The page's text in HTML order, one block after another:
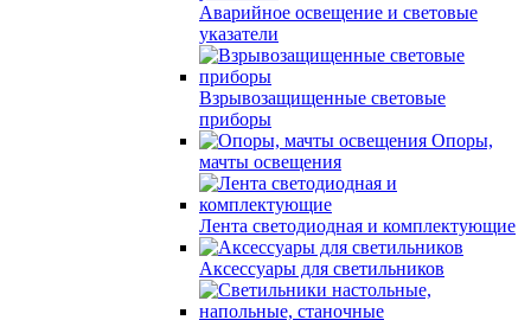
Аварийное освещение и световые
указатели
Взрывозащищенные световые
приборы
Опоры,
мачты освещения
Лента светодиодная и комплектующие
Аксессуары для светильников